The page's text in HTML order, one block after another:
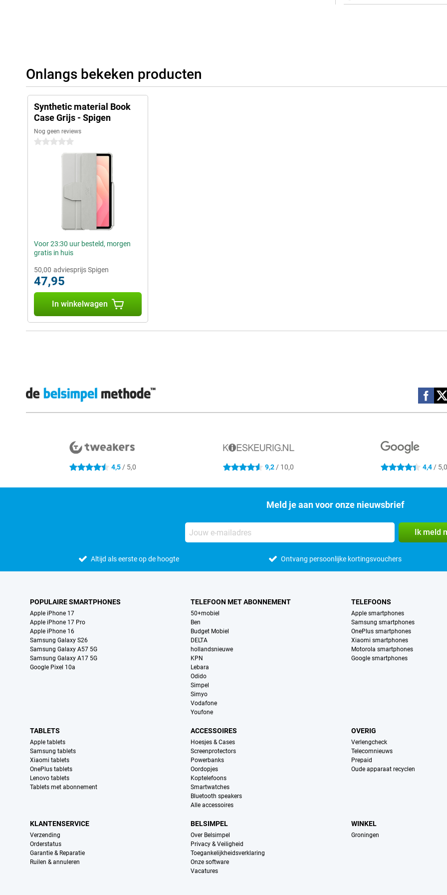
Onlangs bekeken producten
Synthetic material Book
Case Grijs - Spigen
Nog geen reviews
0 sterren
Voor 23:30 uur besteld, morgen
gratis in huis
50,00 adviesprijs Spigen
47,95
In winkelwagen
Social
4.5 sterren 4,5/ 5,0 4.6 sterren 9,2/ 10,0 4.4 sterren 4,4 /
Meld je aan voor onze nieuwsbrief
Ik meld
Altijd als eerste op de hoogte Ontvang persoonlijke kortingsvouchers
POPULAIRE SMARTPHONES
Apple iPhone 17
Apple iPhone 17 Pro
Apple iPhone 16
Samsung Galaxy S26
Samsung Galaxy A57 5G
Samsung Galaxy A17 5G
Google Pixel 10a
TELEFOON MET ABONNEMENT
50+mobiel
Ben
Budget Mobiel
DELTA
hollandsnieuwe
KPN
Lebara
Odido
Simpel
Simyo
Vodafone
Youfone
TELEFOONS
Apple smartphones
Samsung smartphones
OnePlus smartphones
Xiaomi smartphones
Motorola smartphones
Google smartphones
TABLETS
Apple tablets
Samsung tablets
Xiaomi tablets
OnePlus tablets
Lenovo tablets
Tablets met abonnement
ACCESSOIRES
Hoesjes & Cases
Screenprotectors
Powerbanks
Oordopjes
Koptelefoons
Smartwatches
Bluetooth speakers
Alle accessoires
OVERIG
Verlengcheck
Telecomnieuws
Prepaid
Oude apparaat recyclen
KLANTENSERVICE
Verzending
Orderstatus
Garantie & Reparatie
Ruilen & annuleren
BELSIMPEL
Over Belsimpel
Privacy & Veiligheid
Toegankelijkheidsverklaring
Onze software
Vacatures
WINKEL
Groningen